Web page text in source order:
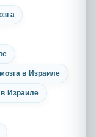
в Израиле
в Израиле